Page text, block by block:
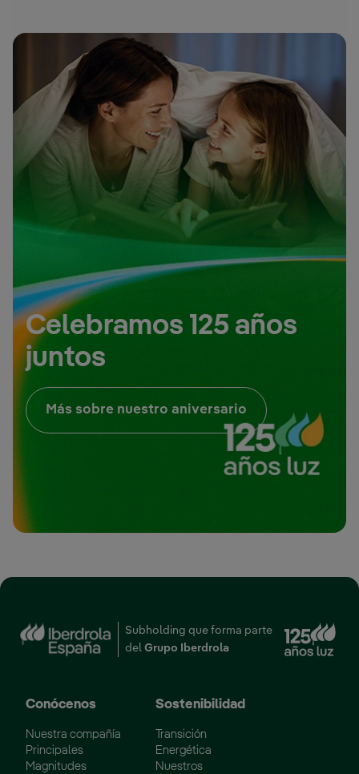
Celebramos 125 años
juntos
Más sobre nuestro aniversario Enlace externo,
Subholding que forma parte
del Grupo Iberdrola
Conócenos
Nuestra compañía
Principales
Magnitudes
Sostenibilidad
Transición
Energética
Nuestros